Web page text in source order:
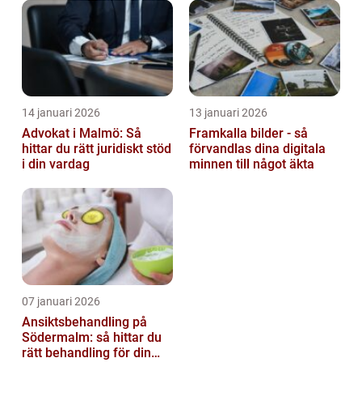
14 januari 2026
Advokat i Malmö: Så
hittar du rätt juridiskt stöd
i din vardag
13 januari 2026
Framkalla bilder - så
förvandlas dina digitala
minnen till något äkta
07 januari 2026
Ansiktsbehandling på
Södermalm: så hittar du
rätt behandling för din